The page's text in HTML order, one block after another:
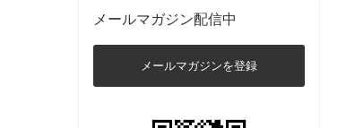
メールマガジン配信中
メールマガジンを登録